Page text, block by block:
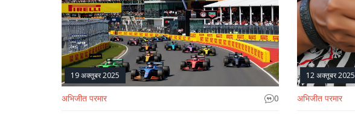
19 अक्तूबर 2025
अभिजीत परमार 0
12 अक्तूबर 2025
अभिजीत परमार